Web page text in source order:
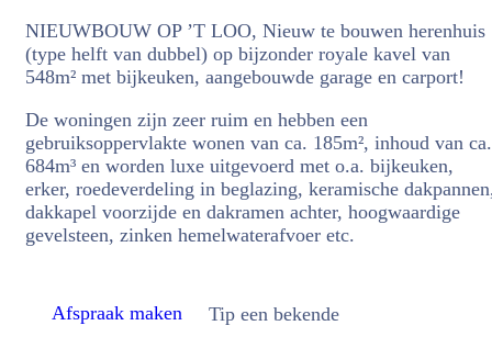
NIEUWBOUW OP ’T LOO, Nieuw te bouwen herenhuis
(type helft van dubbel) op bijzonder royale kavel van
548m² met bijkeuken, aangebouwde garage en carport!
De woningen zijn zeer ruim en hebben een
gebruiksoppervlakte wonen van ca. 185m², inhoud van ca.
684m³ en worden luxe uitgevoerd met o.a. bijkeuken,
erker, roedeverdeling in beglazing, keramische
dakkapel voorzijde en dakramen achter, hoogwaardige
gevelsteen, zinken hemelwaterafvoer etc.
Afspraak maken Tip een bekende